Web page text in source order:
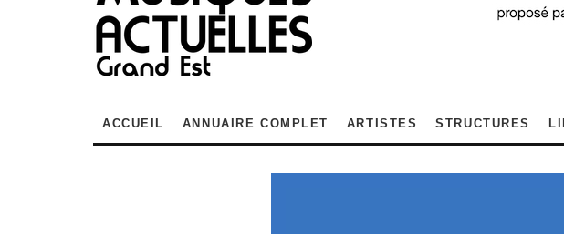
ACCUEIL ANNUAIRE COMPLET ARTISTES STRUCTURES